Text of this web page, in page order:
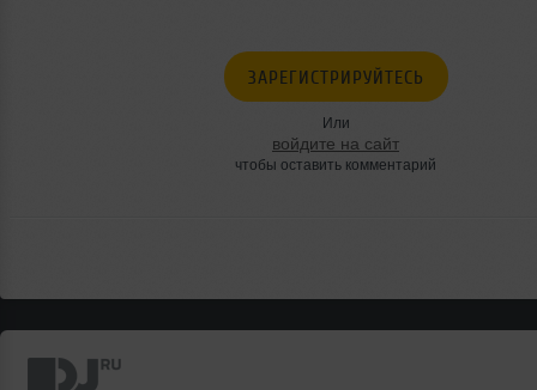
ЗАРЕГИСТРИРУЙТЕСЬ
Или
войдите на сайт
чтобы оставить комментарий